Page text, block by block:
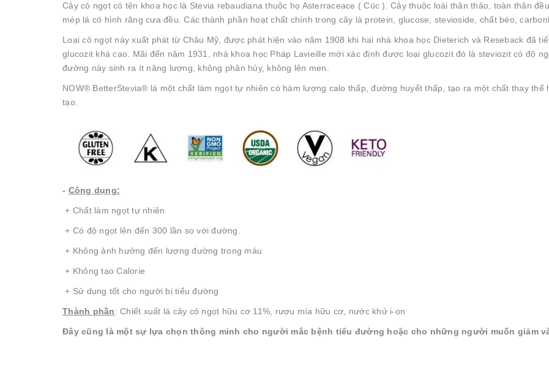
Cây cỏ ngọt có tên khoa học là Stevia rebaudiana thuộc họ Asterraceace ( Cúc ). Cây thuộc loài thân thảo, toàn thân
mép lá có hình răng cưa đều. Các thành phần hoạt chất chính trong cây là protein, glucose, stevioside, chất béo,
Loại cỏ ngọt này xuất phát từ Châu Mỹ, được phát hiện vào năm 1908 khi hai nhà khoa học Dieterich và Reseback đã
glucozit khá cao. Mãi đến năm 1931, nhà khoa học Pháp Lavieille mới xác định được loại glucozit đó là steviozit có độ
đường này sinh ra ít năng lượng, không phân hủy, không lên men.
NOW® BetterStevia® là một chất làm ngọt tự nhiên có hàm lượng calo thấp, đường huyết thấp, tạo ra một chất thay
tạo.
- Công dụng:
+ Chất làm ngọt tự nhiên
+ Có độ ngọt lên đến 300 lần so với đường.
+ Không ảnh hưởng đến lượng đường trong máu
+ Không tạo Calorie
+ Sử dụng tốt cho người bị tiểu đường
Thành phần: Chiết xuất lá cây cỏ ngọt hữu cơ 11%, rượu mía hữu cơ, nước khử i-on
Đây cũng là một sự lựa chọn thông minh cho người mắc bệnh tiểu đường hoặc cho những người muốn giảm